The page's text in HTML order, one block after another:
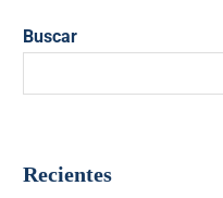
Buscar
Recientes